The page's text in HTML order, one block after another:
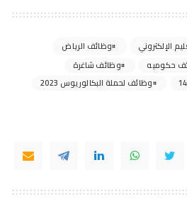
الإلكتروني
وظائف الرياض
حكوميه
وظائف شاغرة
وظائف لحملة البكالوريوس 2023